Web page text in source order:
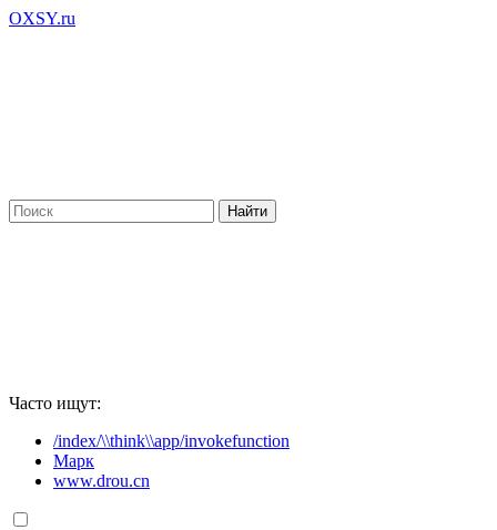
OXSY.ru
Часто ищут:
/index/\\think\\app/invokefunction
Марк
www.drou.cn